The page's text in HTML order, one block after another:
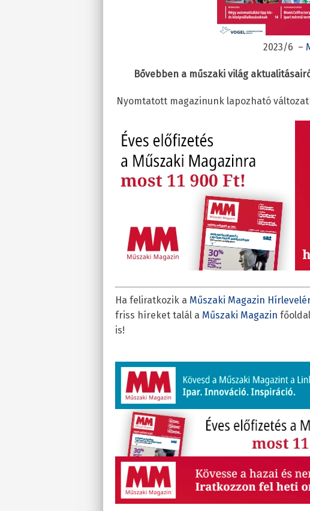
2023/6 –
Bővebben a műszaki világ
Nyomtatott magazinunk lapozható
Ha feliratkozik a Műszaki Magazin
friss híreket talál a Műszaki Magazin
is!